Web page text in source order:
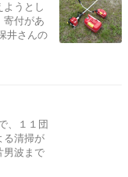
ようとし
寄付があ
井さんの
、１１団
る清掃が
男波まで